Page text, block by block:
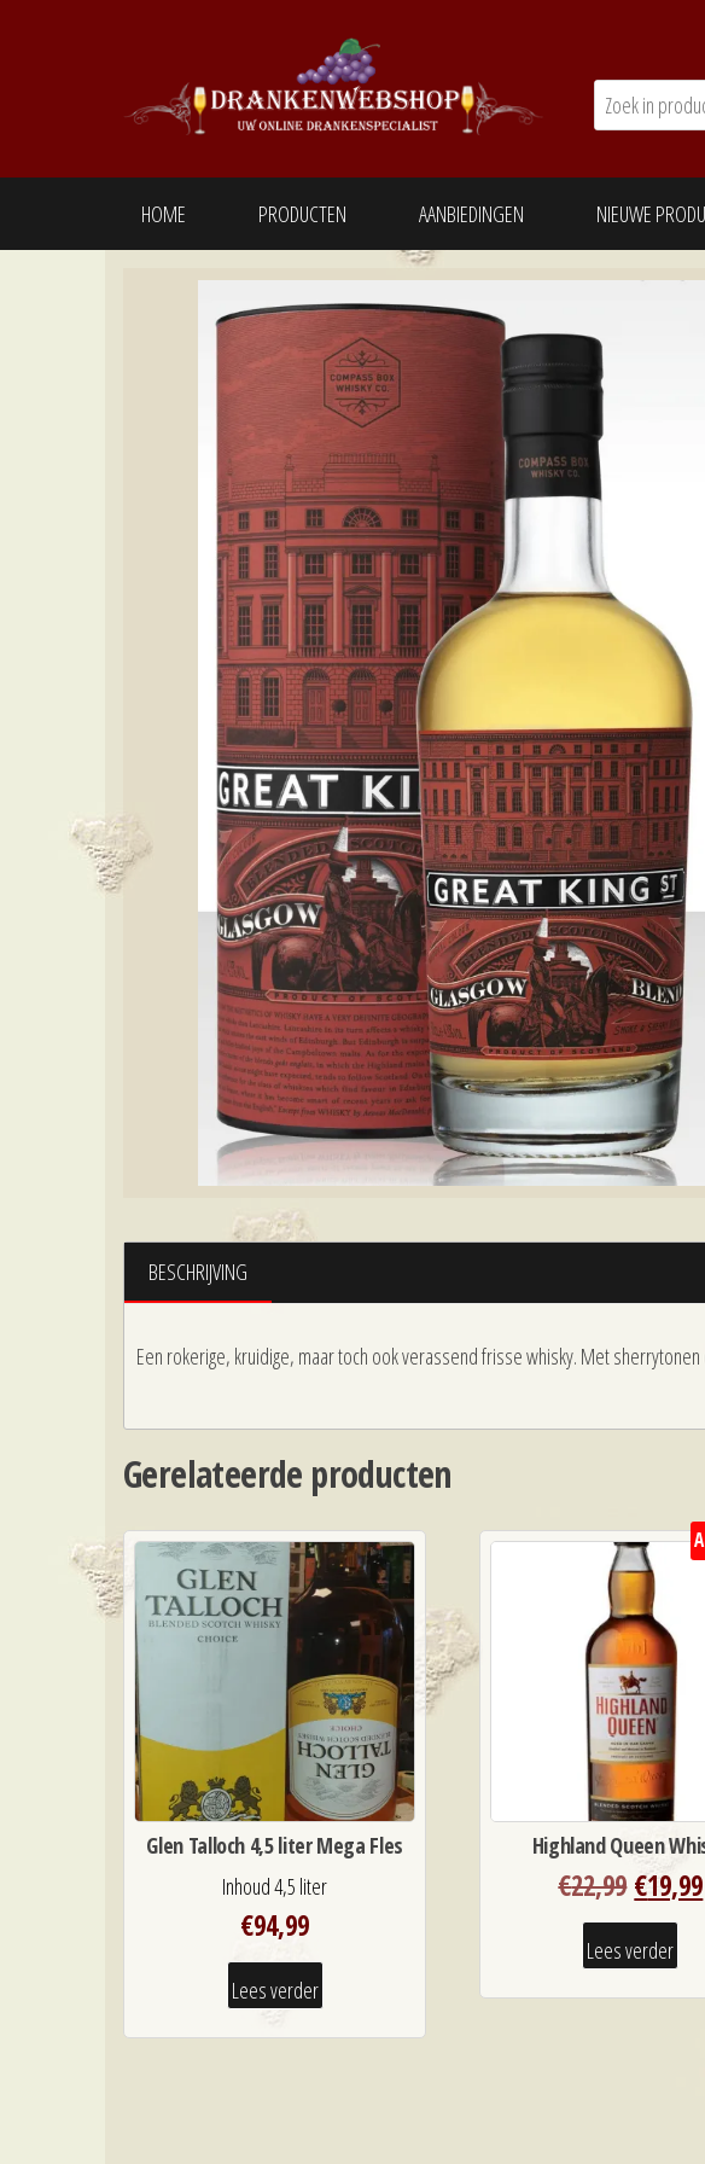
Drankenspecialist
HOME PRODUCTEN AANBIEDINGEN NIEUWE
BESCHRIJVING
Een rokerige, kruidige, maar toch ook verassend frisse whisky. Met
Gerelateerde producten
Glen Talloch 4,5 liter Mega Fles
Inhoud 4,5 liter
€94,99
Lees verder
Highland Queen
€22,99
prijs
was:
€19,99
Lees verder